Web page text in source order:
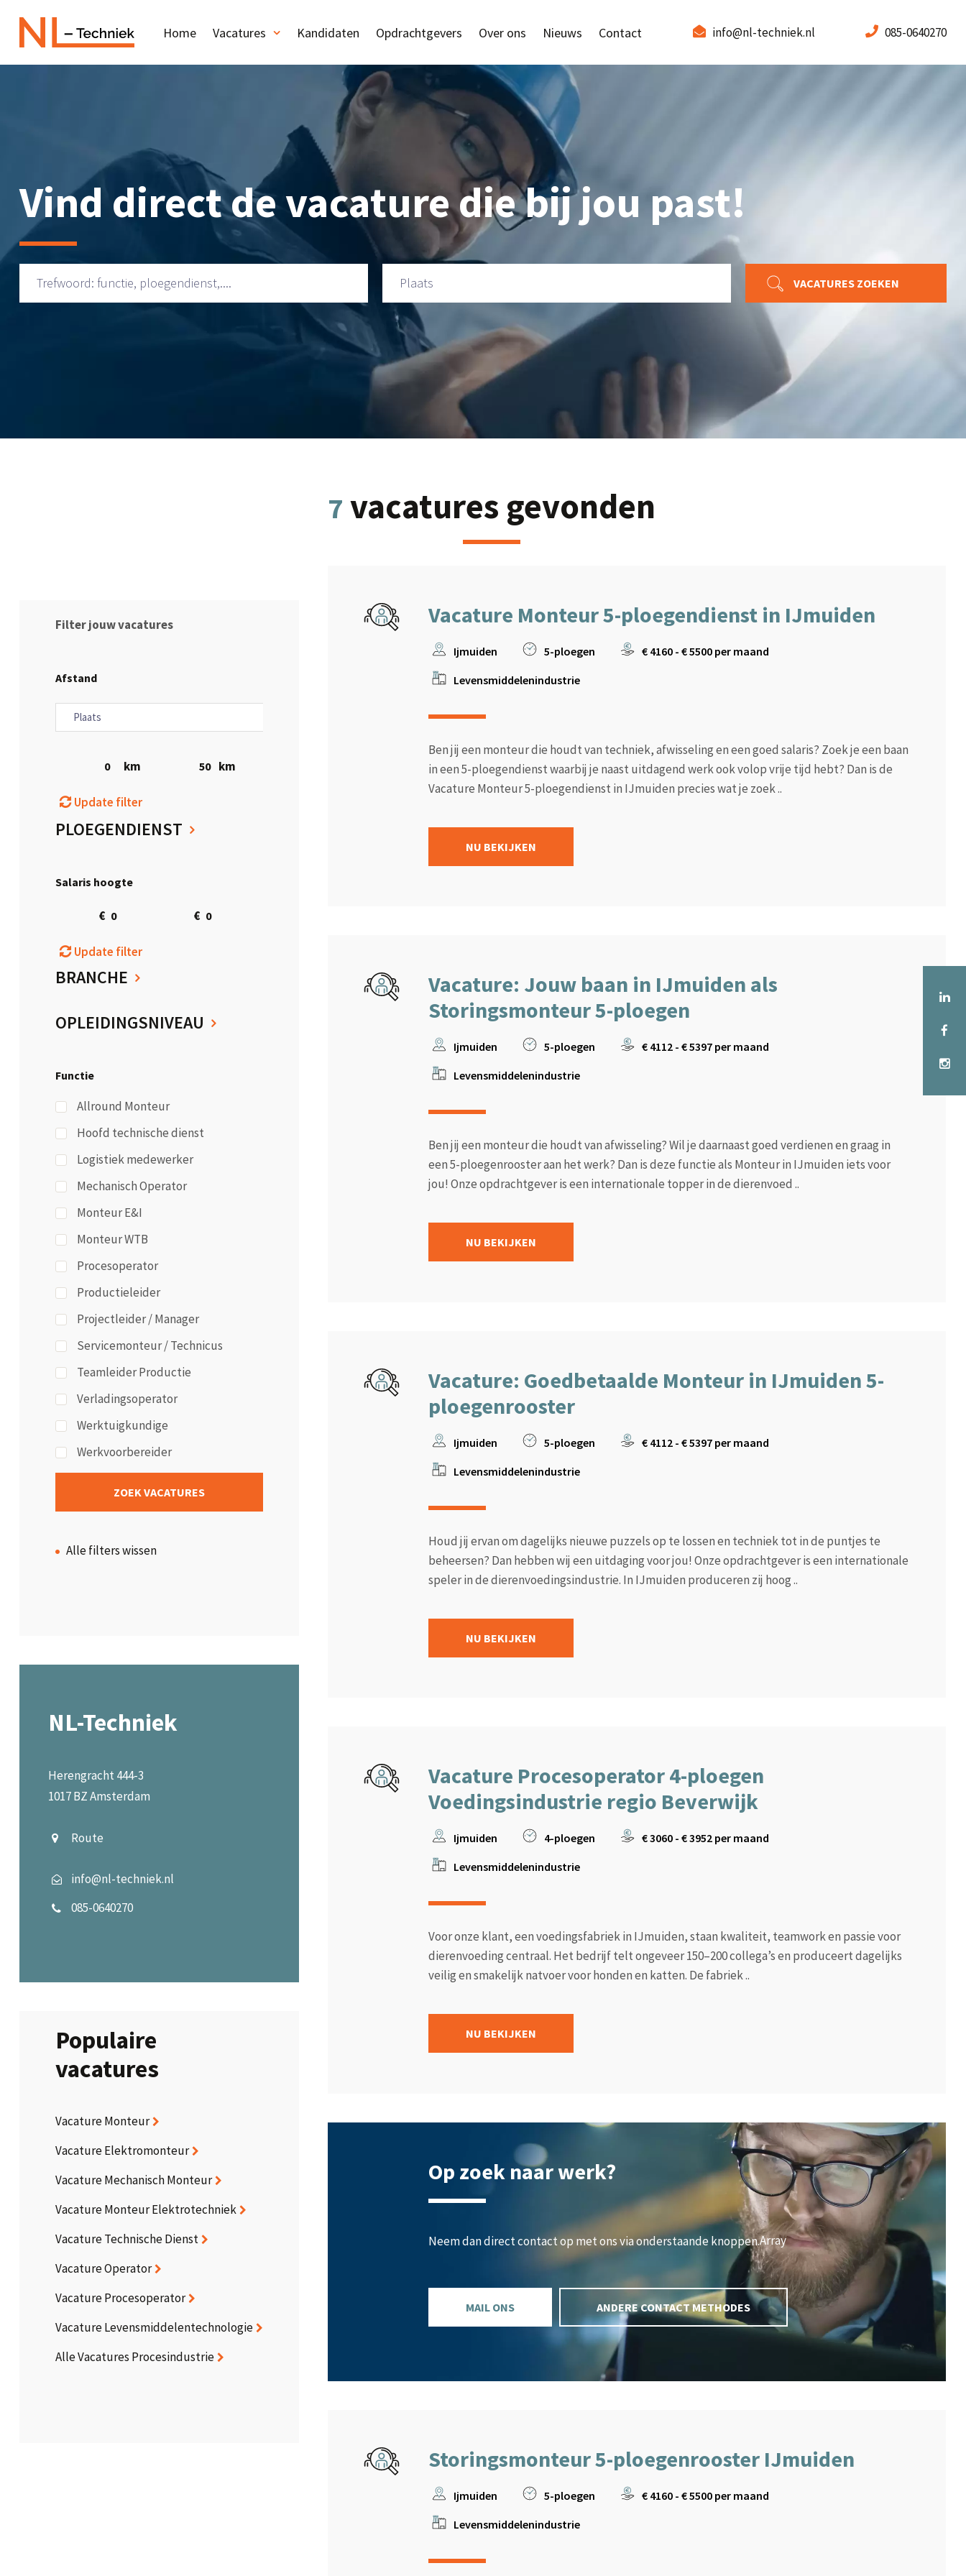
Home Vacatures Kandidaten Opdrachtgevers Over ons Nieuws Contact info@nl-techniek.nl 085-0640270
Vind direct de vacature die bij jou past!
Filter jouw vacatures
Afstand
km km
Update filter
PLOEGENDIENST
Salaris hoogte
€ €
Update filter
BRANCHE
OPLEIDINGSNIVEAU
Functie
Allround Monteur
Hoofd technische dienst
Logistiek medewerker
Mechanisch Operator
Monteur E&I
Monteur WTB
Procesoperator
Productieleider
Projectleider / Manager
Servicemonteur / Technicus
Teamleider Productie
Verladingsoperator
Werktuigkundige
Werkvoorbereider
Alle filters wissen
NL-Techniek
Herengracht 444-3
1017 BZ Amsterdam
Route
info@nl-techniek.nl
085-0640270
Populaire
vacatures
Vacature Monteur
Vacature Elektromonteur
Vacature Mechanisch Monteur
Vacature Monteur Elektrotechniek
Vacature Technische Dienst
Vacature Operator
Vacature Procesoperator
Vacature Levensmiddelentechnologie
Alle Vacatures Procesindustrie
7 vacatures gevonden
Vacature Monteur 5-ploegendienst in IJmuiden
Ijmuiden 5-ploegen € 4160 - €5500 per maand
Levensmiddelenindustrie
Ben jij een monteur die houdt van techniek, afwisseling en een goed salaris? Zoek je een baan
in een 5-ploegendienst waarbij je naast uitdagend werk ook volop vrije tijd hebt? Dan is de
Vacature Monteur 5-ploegendienst in IJmuiden precies wat je zoek ..
NU BEKIJKEN
Vacature: Jouw baan in IJmuiden als
Storingsmonteur 5-ploegen
Ijmuiden 5-ploegen € 4112 - €5397 per maand
Levensmiddelenindustrie
Ben jij een monteur die houdt van afwisseling? Wil je daarnaast goed verdienen en graag in
een 5-ploegenrooster aan het werk? Dan is deze functie als Monteur in IJmuiden iets voor
jou! Onze opdrachtgever is een internationale topper in de dierenvoed ..
NU BEKIJKEN
Vacature: Goedbetaalde Monteur in IJmuiden 5-
ploegenrooster
Ijmuiden 5-ploegen € 4112 - €5397 per maand
Levensmiddelenindustrie
Houd jij ervan om dagelijks nieuwe puzzels op te lossen en techniek tot in de puntjes te
beheersen? Dan hebben wij een uitdaging voor jou! Onze opdrachtgever is een internationale
speler in de dierenvoedingsindustrie. In IJmuiden produceren zij hoog ..
NU BEKIJKEN
Vacature Procesoperator 4-ploegen
Voedingsindustrie regio Beverwijk
Ijmuiden 4-ploegen €3060 - €3952 per maand
Levensmiddelenindustrie
Voor onze klant, een voedingsfabriek in IJmuiden, staan kwaliteit, teamwork en passie voor
dierenvoeding centraal. Het bedrijf telt ongeveer 150–200 collega’s en produceert dagelijks
veilig en smakelijk natvoer voor honden en katten. De fabriek ..
NU BEKIJKEN
Op zoek naar werk?
Neem dan direct contact op met ons via onderstaande knoppen.Array
MAIL ONS ANDERE CONTACT METHODES
Storingsmonteur 5-ploegenrooster IJmuiden
Ijmuiden 5-ploegen € 4160 - €5500 per maand
Levensmiddelenindustrie